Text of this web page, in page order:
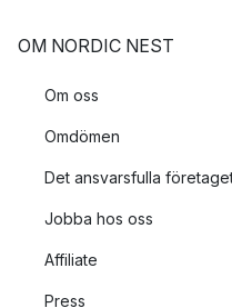
OM NORDIC NEST
Om oss
Omdömen
Det ansvarsfulla
Jobba hos oss
Affiliate
Press